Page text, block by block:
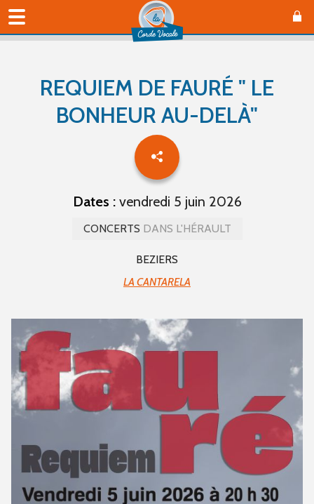
REQUIEM DE FAURÉ " LE
BONHEUR AU-DELÀ"
Dates :vendredi 5 juin 2026
CONCERTS DANS L'HÉRAULT
BEZIERS
LA CANTARELA